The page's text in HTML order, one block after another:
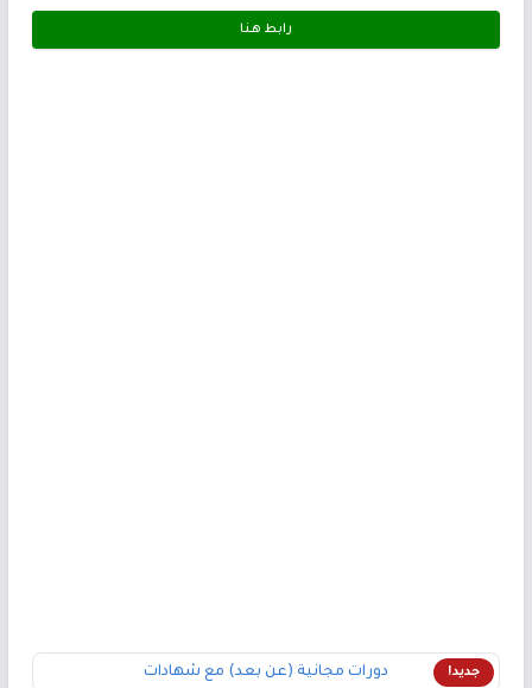
رابط هـنـا
جديد! دورات مجانية (عن بعد) مع شهادات